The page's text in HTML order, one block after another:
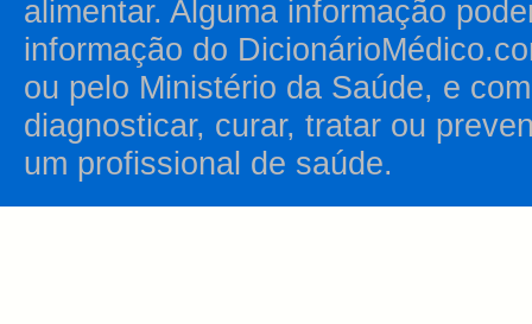
alimentar. Alguma informação
informação do
ou pelo Ministério da Saúde, e
diagnosticar, curar, tratar ou
um profissional de saúde.